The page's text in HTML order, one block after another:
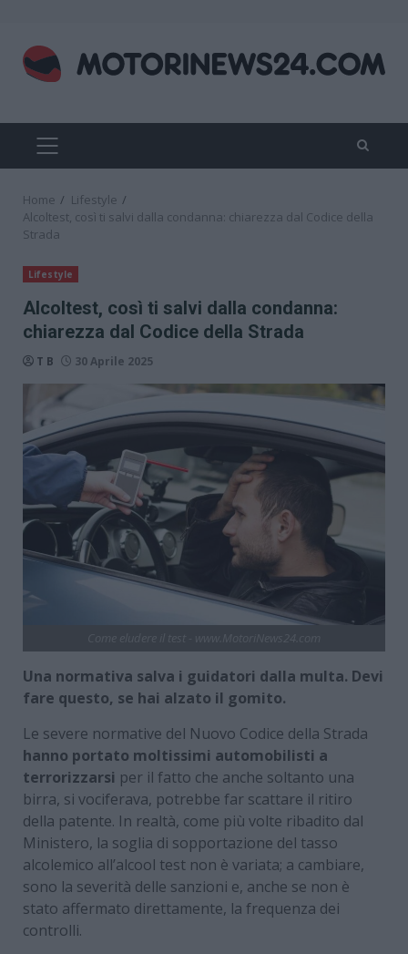
content
PRIMARY
MENU
Home
Lifestyle
Alcoltest, così ti salvi dalla condanna: chiarezza dal Codice della
Strada
Lifestyle
Alcoltest, così ti salvi dalla condanna:
chiarezza dal Codice della Strada
T B 30 Aprile 2025
Una normativa salva i guidatori dalla multa. Devi
fare questo, se hai alzato il gomito.
Le severe normative del Nuovo Codice della Strada
hanno portato moltissimi automobilisti a
terrorizzarsi per il fatto che anche soltanto una
birra, si vociferava, potrebbe far scattare il ritiro
della patente. In realtà, come più volte ribadito dal
Ministero, la soglia di sopportazione del tasso
alcolemico all’alcool test non è variata; a cambiare,
sono la severità delle sanzioni e, anche se non è
stato affermato direttamente, la frequenza dei
controlli.